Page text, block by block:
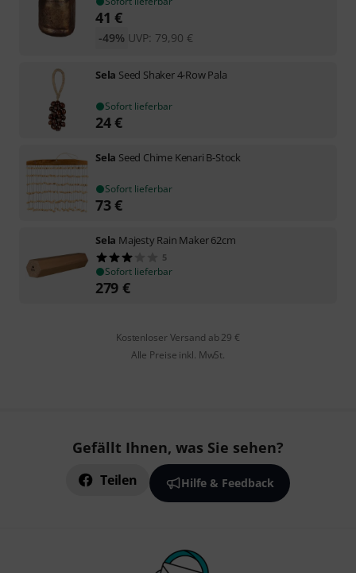
41 €
UVP: 79,90 €
-49%
Sela Seed Shaker 4-Row Pala
Sofort lieferbar
24€
Sela Seed Chime Kenari B-Stock
Sofort lieferbar
73€
Sela Majesty Rain Maker 62cm
5
Sofort lieferbar
279 €
Kostenloser Versand ab 29 €
Alle Preise inkl. MwSt.
Gefällt Ihnen, was Sie sehen?
Teilen Hilfe & Feedback